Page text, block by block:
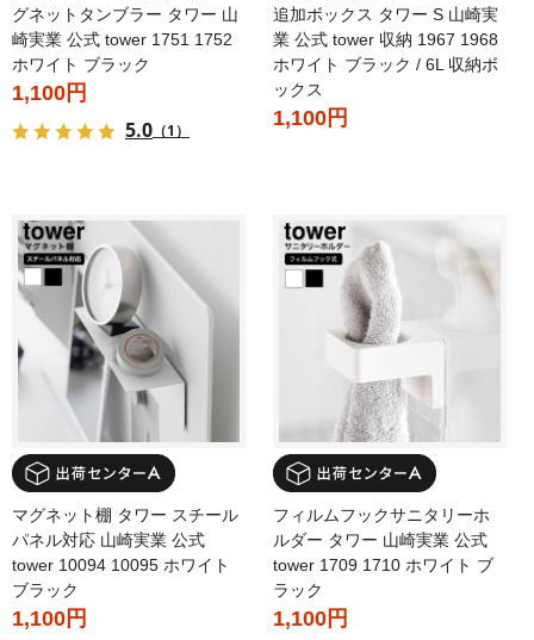
グネットタンブラー タワー 山
崎実業 公式 tower 1751 1752
ホワイト ブラック
1,100円
5.0 （1）
追加ボックス タワー S 山崎実
業 公式 tower 収納 1967 1968
ホワイト ブラック / 6L 収納ボ
ックス
1,100円
マグネット棚 タワー スチール
パネル対応 山崎実業 公式
tower 10094 10095 ホワイト
ブラック
1,100円
フィルムフックサニタリーホ
ルダー タワー 山崎実業 公式
tower 1709 1710 ホワイト ブ
ラック
1,100円